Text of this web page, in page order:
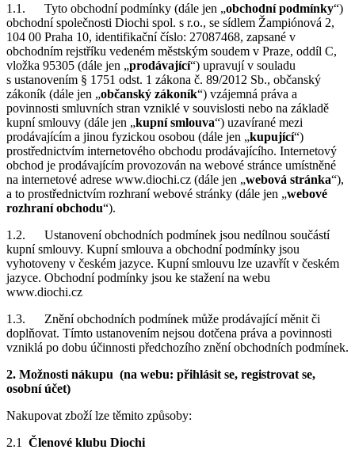
1.1. Tyto obchodní podmínky (dále jen „obchodní podmínky“)
obchodní společnosti Diochi spol. s r.o., se sídlem Žampiónová 2,
104 00 Praha 10, identifikační číslo: 27087468, zapsané v
obchodním rejstříku vedeném městským soudem v Praze, oddíl C,
vložka 95305 (dále jen „prodávající“) upravují v souladu
s ustanovením § 1751 odst. 1 zákona č. 89/2012 Sb., občanský
zákoník (dále jen „občanský zákoník“) vzájemná práva a
povinnosti smluvních stran vzniklé v souvislosti nebo na základě
kupní smlouvy (dále jen „kupní smlouva“) uzavírané mezi
prodávajícím a jinou fyzickou osobou (dále jen „kupující“)
prostřednictvím internetového obchodu prodávajícího. Internetový
obchod je prodávajícím provozován na webové stránce umístněné
na internetové adrese www.diochi.cz (dále jen „webová stránka“),
a to prostřednictvím rozhraní webové stránky (dále jen „webové
rozhraní obchodu“).
1.2. Ustanovení obchodních podmínek jsou nedílnou součástí
kupní smlouvy. Kupní smlouva a obchodní podmínky jsou
vyhotoveny v českém jazyce. Kupní smlouvu lze uzavřít v českém
jazyce. Obchodní podmínky jsou ke stažení na webu
www.diochi.cz
1.3. Znění obchodních podmínek může prodávající měnit či
doplňovat. Tímto ustanovením nejsou dotčena práva a povinnosti
vzniklá po dobu účinnosti předchozího znění obchodních podmínek.
2. Možnosti nákupu (na webu: přihlásit se, registrovat se,
osobní účet)
Nakupovat zboží lze těmito způsoby:
2.1
Členové klubu Diochi